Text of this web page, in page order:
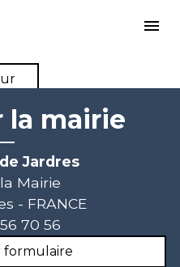
menu
la mairie
Jardres
Mairie
- FRANCE
70 56
formulaire